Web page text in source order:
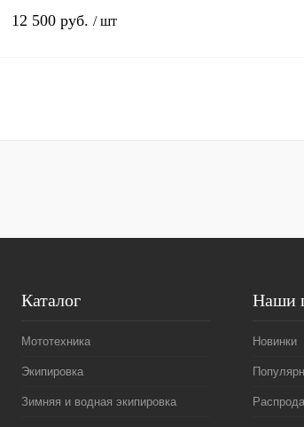
12 500 руб. / шт
Купить в 1 клик К сравнению
Каталог
Мототехника
Экипировка
Зимняя и водная экипировка
Наши
Новинки